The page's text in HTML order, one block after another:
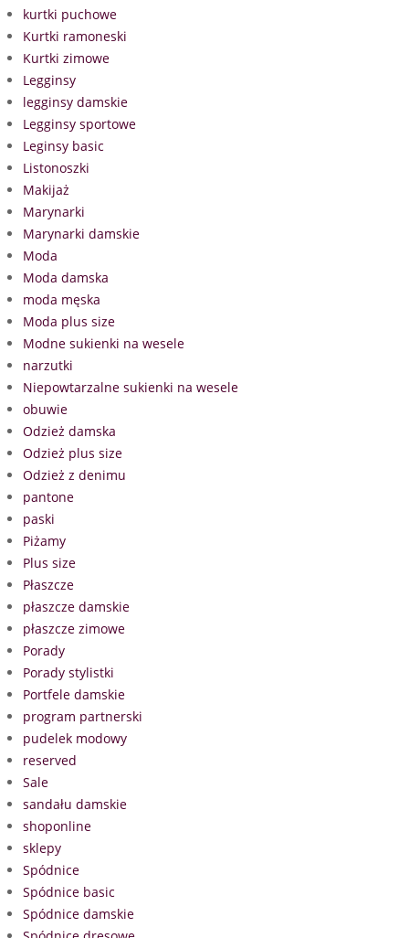
kurtki puchowe
Kurtki ramoneski
Kurtki zimowe
Legginsy
legginsy damskie
Legginsy sportowe
Leginsy basic
Listonoszki
Makijaż
Marynarki
Marynarki damskie
Moda
Moda damska
moda męska
Moda plus size
Modne sukienki na wesele
narzutki
Niepowtarzalne sukienki na wesele
obuwie
Odzież damska
Odzież plus size
Odzież z denimu
pantone
paski
Piżamy
Plus size
Płaszcze
płaszcze damskie
płaszcze zimowe
Porady
Porady stylistki
Portfele damskie
program partnerski
pudelek modowy
reserved
Sale
sandału damskie
shoponline
sklepy
Spódnice
Spódnice basic
Spódnice damskie